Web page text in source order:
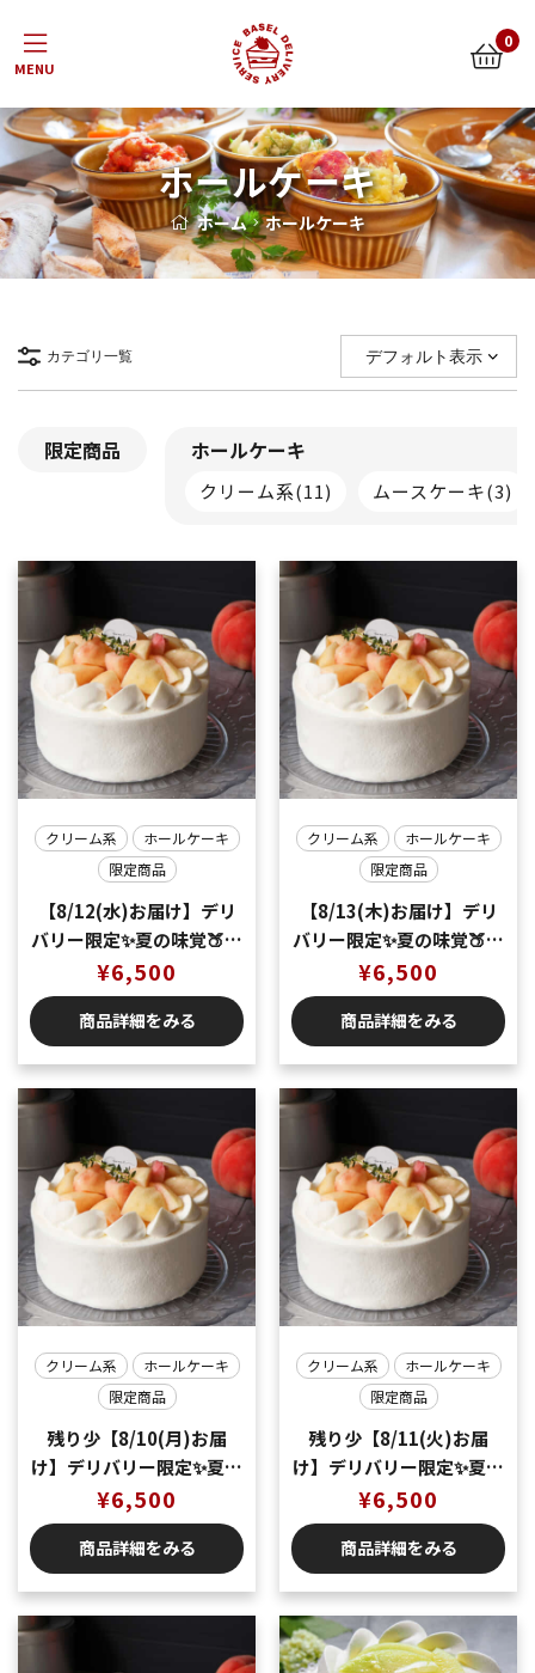
0
Menu
ホールケーキ
ホーム ホールケーキ
カテゴリ一覧
限定商品 ホールケーキ
クリーム系(11) ムースケーキ(3)
クリーム系
ホールケーキ
限定商品
【8/12(水)お届け】デリ
バリー限定✨夏の味覚🍑桃
のショートケーキ5号
（5〜6名様分）
¥6,500
商品詳細をみる
クリーム系
ホールケーキ
限定商品
【8/13(木)お届け】デリ
バリー限定✨夏の味覚🍑桃
のショートケーキ5号
（5〜6名様分）
¥6,500
商品詳細をみる
クリーム系
ホールケーキ
限定商品
残り少【8/10(月)お届
け】デリバリー限定✨夏の
味覚🍑桃のショートケー
キ5号（5〜6名様分）
¥6,500
商品詳細をみる
クリーム系
ホールケーキ
限定商品
残り少【8/11(火)お届
け】デリバリー限定✨夏の
味覚🍑桃のショートケー
キ5号（5〜6名様分）
¥6,500
商品詳細をみる